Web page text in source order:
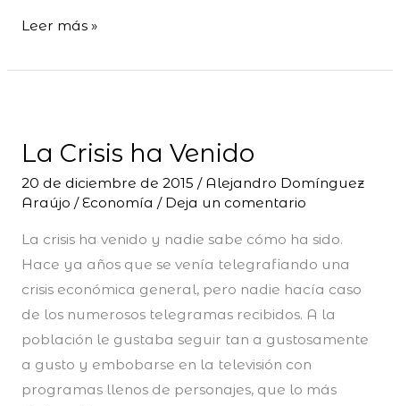
Leer más »
La Crisis ha Venido
20 de diciembre de 2015 / Alejandro Domínguez
Araújo / Economía / Deja un comentario
La crisis ha venido y nadie sabe cómo ha sido.
Hace ya años que se venía telegrafiando una
crisis económica general, pero nadie hacía caso
de los numerosos telegramas recibidos. A la
población le gustaba seguir tan a gustosamente
a gusto y embobarse en la televisión con
programas llenos de personajes, que lo más
ha
Venido